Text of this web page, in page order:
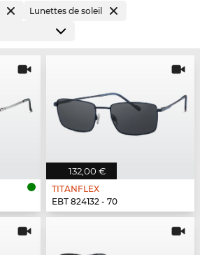
Lunettes de soleil
132,00 €
TITANFLEX
EBT 824132 - 70